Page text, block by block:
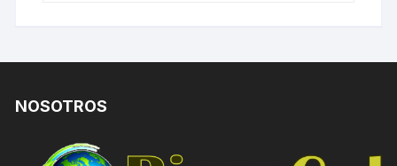
NOSOTROS